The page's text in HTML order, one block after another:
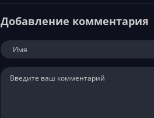
Добавление комментария